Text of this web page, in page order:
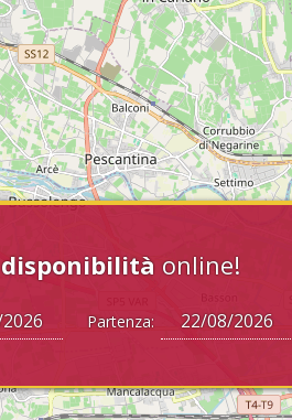
disponibilità online!
Partenza: